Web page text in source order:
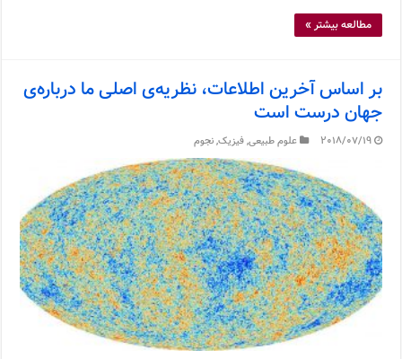
مطالعه بیشتر »
بر اساس آخرین اطلاعات، نظریه‌ی اصلی ما درباره‌ی
جهان درست است
2018/07/19 علوم طبیعی,فیزیک,نجوم